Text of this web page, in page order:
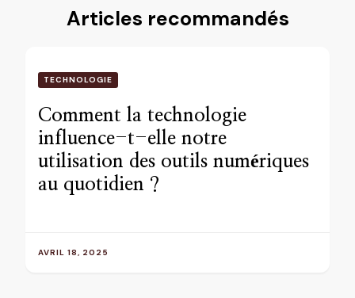
Articles recommandés
TECHNOLOGIE
Comment la technologie
influence-t-elle notre
utilisation des outils numériques
au quotidien ?
AVRIL 18, 2025